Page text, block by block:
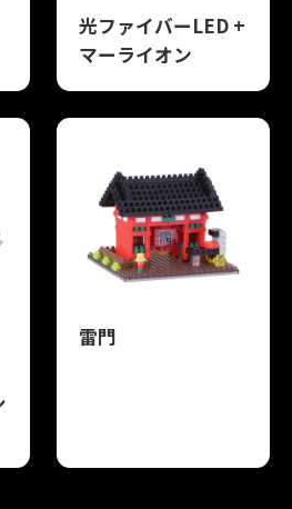
光ファイバーLED +
マーライオン
雷門